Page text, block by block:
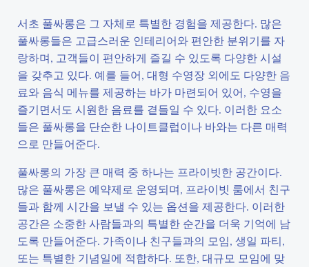
서초 풀싸롱은 그 자체로 특별한 경험을 제공한다. 많은
풀싸롱들은 고급스러운 인테리어와 편안한 분위기를 자
랑하며, 고객들이 편안하게 즐길 수 있도록 다양한 시설
을 갖추고 있다. 예를 들어, 대형 수영장 외에도 다양한 음
료와 음식 메뉴를 제공하는 바가 마련되어 있어, 수영을
즐기면서도 시원한 음료를 곁들일 수 있다. 이러한 요소
들은 풀싸롱을 단순한 나이트클럽이나 바와는 다른 매력
으로 만들어준다.
풀싸롱의 가장 큰 매력 중 하나는 프라이빗한 공간이다.
많은 풀싸롱은 예약제로 운영되며, 프라이빗 룸에서 친구
들과 함께 시간을 보낼 수 있는 옵션을 제공한다. 이러한
공간은 소중한 사람들과의 특별한 순간을 더욱 기억에 남
도록 만들어준다. 가족이나 친구들과의 모임, 생일 파티,
또는 특별한 기념일에 적합하다. 또한, 대규모 모임에 맞